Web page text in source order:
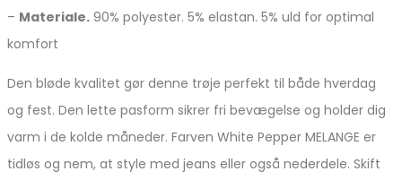
– Materiale. 90% polyester. 5% elastan. 5% uld for optimal
komfort
Den bløde kvalitet gør denne trøje perfekt til både hverdag
og fest. Den lette pasform sikrer fri bevægelse og holder dig
varm i de kolde måneder. Farven White Pepper MELANGE er
tidløs og nem, at style med jeans eller også nederdele. Skift